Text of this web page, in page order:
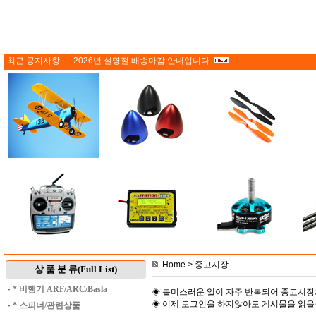
최근 공지사항 : 2026년 설명절 배송마감 안내입니다.
상 품 분 류(Full List)
· * 비행기 ARF/ARC/Basla
· * 스피너/관련상품
Home > 중고시장
◈ 불미스러운 일이 자주 반복되어 중고시
◈ 이제 로그인을 하지않아도 게시물을 읽